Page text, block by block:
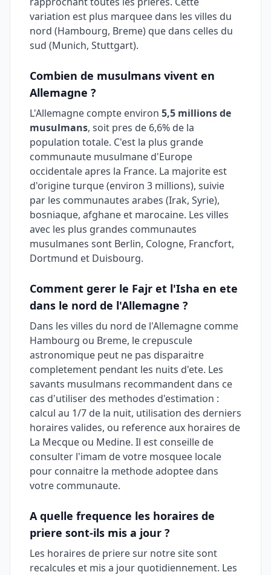
variation est plus marquee dans les villes du
nord (Hambourg, Breme) que dans celles du
sud (Munich, Stuttgart).
Combien de musulmans vivent en
Allemagne ?
L'Allemagne compte environ 5,5 millions de
musulmans, soit pres de 6,6% de la
population totale. C'est la plus grande
communaute musulmane d'Europe
occidentale apres la France. La majorite est
d'origine turque (environ 3 millions), suivie
par les communautes arabes (Irak, Syrie),
bosniaque, afghane et marocaine. Les villes
avec les plus grandes communautes
musulmanes sont Berlin, Cologne, Francfort,
Dortmund et Duisbourg.
Comment gerer le Fajr et l'Isha en ete
dans le nord de l'Allemagne ?
Dans les villes du nord de l'Allemagne comme
Hambourg ou Breme, le crepuscule
astronomique peut ne pas disparaitre
completement pendant les nuits d'ete. Les
savants musulmans recommandent dans ce
cas d'utiliser des methodes d'estimation :
calcul au 1/7 de la nuit, utilisation des derniers
horaires valides, ou reference aux horaires de
La Mecque ou Medine. Il est conseille de
consulter l'imam de votre mosquee locale
pour connaitre la methode adoptee dans
votre communaute.
A quelle frequence les horaires de
priere sont-ils mis a jour ?
Les horaires de priere sur notre site sont
recalcules et mis a jour quotidiennement. Les